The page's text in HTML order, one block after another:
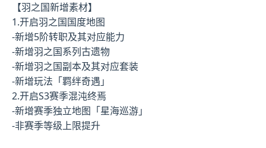
【羽之国新增素材】
1.开启羽之国国度地图
-新增5阶转职及其对应能力
-新增羽之国系列古遗物
-新增羽之国副本及其对应套装
-新增玩法「羁绊奇遇」
2.开启S3赛季混沌终焉
-新增赛季独立地图「星海巡游」
-非赛季等级上限提升